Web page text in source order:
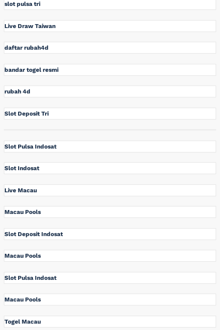
slot pulsa tri
Live Draw Taiwan
daftar rubah4d
bandar togel resmi
rubah 4d
Slot Deposit Tri
Slot Pulsa Indosat
Slot Indosat
Live Macau
Macau Pools
Slot Deposit Indosat
Macau Pools
Slot Pulsa Indosat
Macau Pools
Togel Macau